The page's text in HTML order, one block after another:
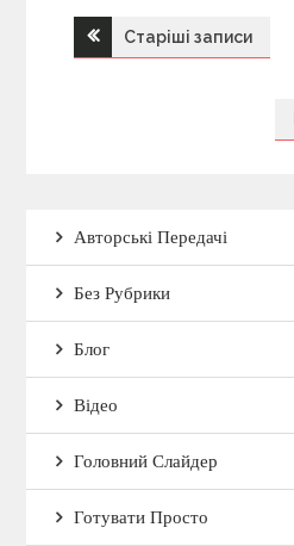
Н
і
г
а
ц
і
я
Старіші записи
Авторські Передачі
Без Рубрики
Блог
Відео
Головний Слайдер
Готувати Просто